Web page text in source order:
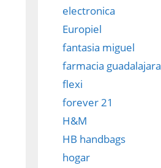
electronica
Europiel
fantasia miguel
farmacia guadalajara
flexi
forever 21
H&M
HB handbags
hogar